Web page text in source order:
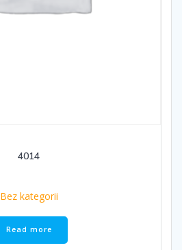
4014
Bez kategorii
Read more